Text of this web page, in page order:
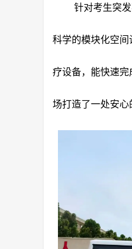
针对考生突
科学的模块化空
疗设备，能快速
场打造了一处安心